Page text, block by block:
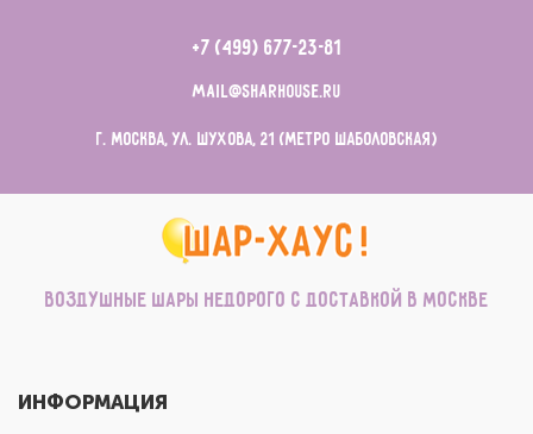
+7 (499) 677-23-81
mail@sharhouse.ru
г. Москва, ул. Шухова, 21 (метро Шаболовская)
Воздушные шары недорого с доставкой в Москве
ИНФОРМАЦИЯ